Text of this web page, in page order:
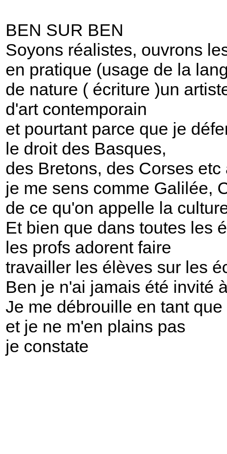
BEN SUR BEN
Soyons réalistes, ouvrons
en pratique (usage de la
de nature ( écriture )un
d'art contemporain
et pourtant parce que je
le droit des Basques,
des Bretons, des Corses
je me sens comme Galilée,
de ce qu'on appelle la
Et bien que dans toutes les
les profs adorent faire
travailler les élèves sur les
Ben je n'ai jamais été invité
Je me débrouille en tant
et je ne m'en plains pas
je constate